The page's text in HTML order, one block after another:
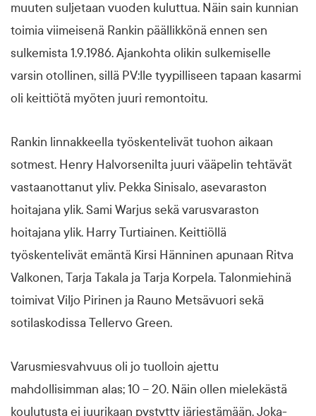
muuten suljetaan vuoden kuluttua. Näin sain kunnian
toimia viimeisenä Rankin päällikkönä ennen sen
sulkemista 1.9.1986. Ajankohta olikin sulkemiselle
varsin otollinen, sillä PV:lle tyypilliseen tapaan kasarmi
oli keittiötä myöten juuri remontoitu.
Rankin linnakkeella työskentelivät tuohon aikaan
sotmest. Henry Halvorsenilta juuri vääpelin tehtävät
vastaanottanut yliv. Pekka Sinisalo, asevaraston
hoitajana ylik. Sami Warjus sekä varusvaraston
hoitajana ylik. Harry Turtiainen. Keittiöllä
työskentelivät emäntä Kirsi Hänninen apunaan Ritva
Valkonen, Tarja Takala ja Tarja Korpela. Talonmiehinä
toimivat Viljo Pirinen ja Rauno Metsävuori sekä
sotilaskodissa Tellervo Green.
Varusmiesvahvuus oli jo tuolloin ajettu
mahdollisimman alas; 10 – 20. Näin ollen mielekästä
koulutusta ei juurikaan pystytty järjestämään. Joka-